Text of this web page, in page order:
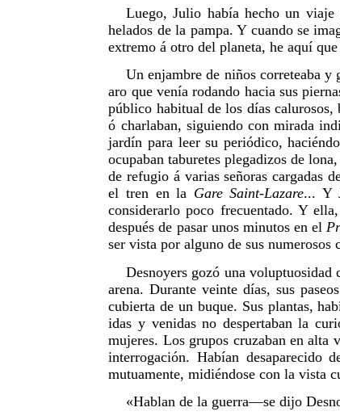
Luego, Julio había hecho un
helados de la pampa. Y cuando se
extremo á otro del planeta, he aquí
Un enjambre de niños correteaba
aro que venía rodando hacia sus
público habitual de los días calurosos,
ó charlaban, siguiendo con mirada
jardín para leer su periódico,
ocupaban taburetes plegadizos de
de refugio á varias señoras cargadas
el tren en la Gare Saint-Lazare... Y
considerarlo poco frecuentado. Y
después de pasar unos minutos en el
ser vista por alguno de sus numerosos
Desnoyers gozó una
arena. Durante veinte días, sus
cubierta de un buque. Sus plantas,
idas y venidas no despertaban la
mujeres. Los grupos cruzaban en alta
interrogación. Habían desaparecido
mutuamente, midiéndose con la vista
«Hablan de la guerra—se dijo